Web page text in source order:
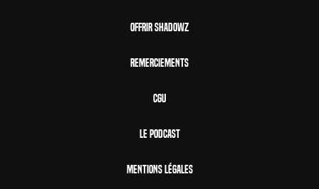
Offrir Shadowz
Remerciements
CGU
Le Podcast
Mentions Légales